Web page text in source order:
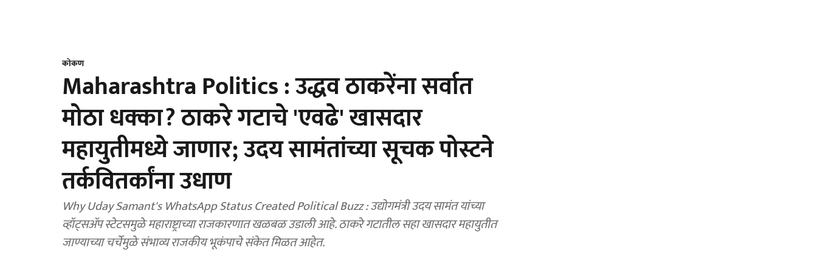
कोकण
Maharashtra Politics : उद्धव ठाकरेंना सर्वात
मोठा धक्का? ठाकरे गटाचे 'एवढे' खासदार
महायुतीमध्ये जाणार; उदय सामंतांच्या सूचक पोस्टने
तर्कवितर्कांना उधाण
Why Uday Samant's WhatsApp Status Created Political Buzz : उद्योगमंत्री उदय सामंत यांच्या
व्हॉट्सॲप स्टेटसमुळे महाराष्ट्राच्या राजकारणात खळबळ उडाली आहे. ठाकरे गटातील सहा खासदार महायुतीत
जाण्याच्या चर्चेमुळे संभाव्य राजकीय भूकंपाचे संकेत मिळत आहेत.